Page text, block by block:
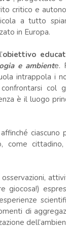
critico e
a tutto
in Europa.
obiettivo
e ambiente.
intrappola i
col
è il luogo
ciascuno
come
osservazioni,
di